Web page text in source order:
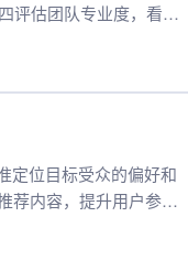
评估团队专业度，看是
定位目标受众的偏好和
荐内容，提升用户参与
升品牌在搜索引擎和